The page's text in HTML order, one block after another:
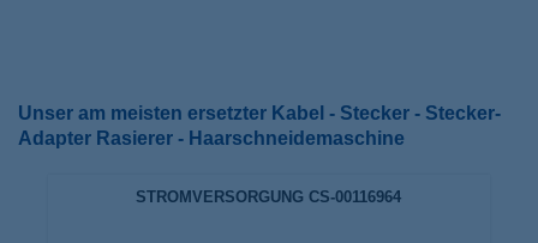
Unser am meisten ersetzter Kabel - Stecker - Stecker-
Adapter Rasierer - Haarschneidemaschine
STROMVERSORGUNG CS-00116964